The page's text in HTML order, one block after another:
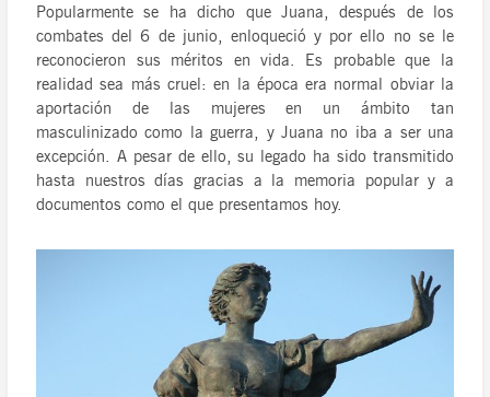
Popularmente se ha dicho que Juana, después de los
combates del 6 de junio, enloqueció y por ello no se le
reconocieron sus méritos en vida. Es probable que la
realidad sea más cruel: en la época era normal obviar la
aportación de las mujeres en un ámbito tan
masculinizado como la guerra, y Juana no iba a ser una
excepción. A pesar de ello, su legado ha sido transmitido
hasta nuestros días gracias a la memoria popular y a
documentos como el que presentamos hoy.